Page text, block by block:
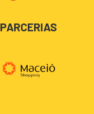
PARCERIAS